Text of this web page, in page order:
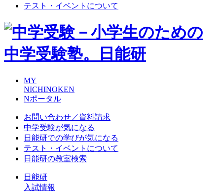
テスト・イベントについて
MY
NICHINOKEN
Nポータル
お問い合わせ／資料請求
中学受験が気になる
日能研での学びが気になる
テスト・イベントについて
日能研の教室検索
日能研
入試情報